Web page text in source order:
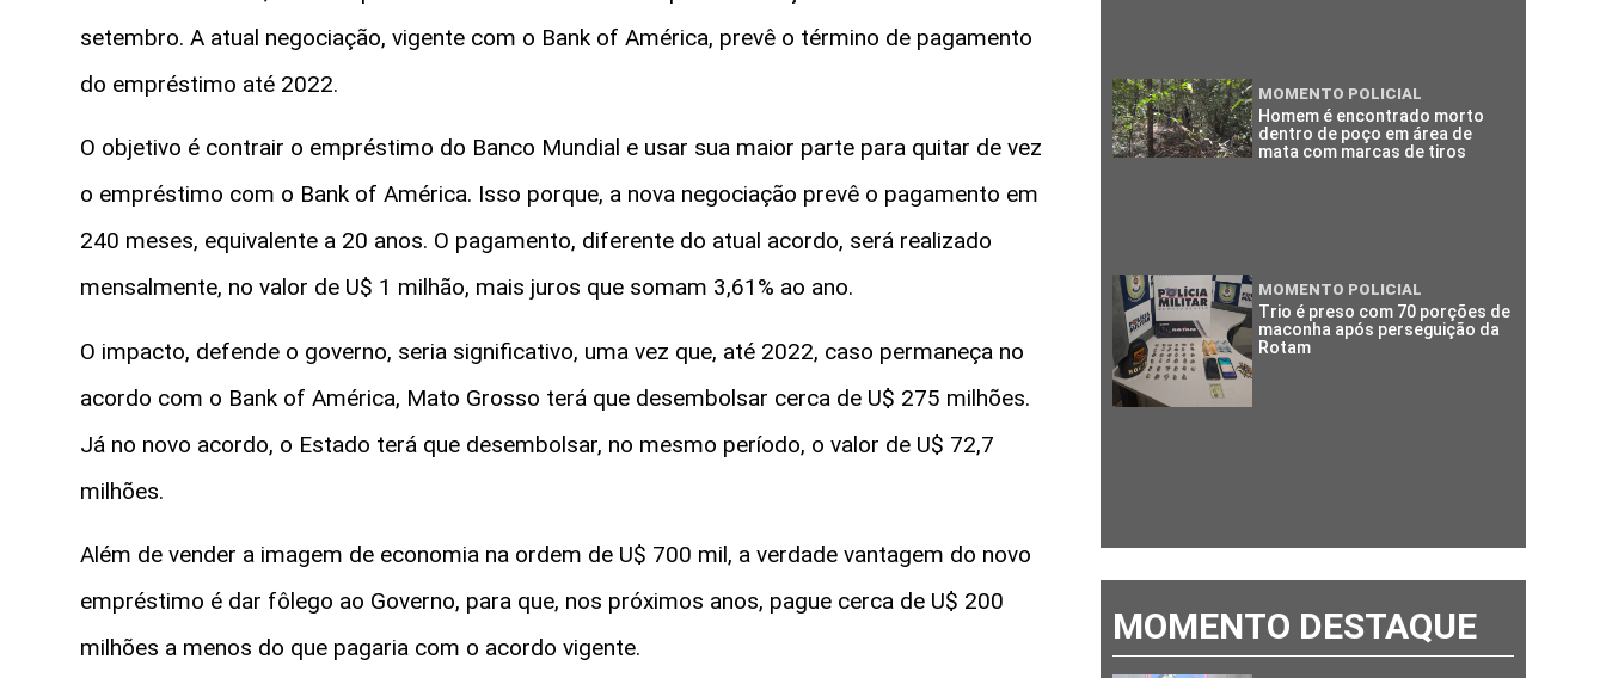
setembro. A atual negociação, vigente com o Bank of América, prevê o término de pagamento
do empréstimo até 2022.
O objetivo é contrair o empréstimo do Banco Mundial e usar sua maior parte para quitar de vez
o empréstimo com o Bank of América. Isso porque, a nova negociação prevê o pagamento em
240 meses, equivalente a 20 anos. O pagamento, diferente do atual acordo, será realizado
mensalmente, no valor de U$ 1 milhão, mais juros que somam 3,61% ao ano.
O impacto, defende o governo, seria significativo, uma vez que, até 2022, caso permaneça no
acordo com o Bank of América, Mato Grosso terá que desembolsar cerca de U$ 275 milhões.
Já no novo acordo, o Estado terá que desembolsar, no mesmo período, o valor de U$ 72,7
milhões.
Além de vender a imagem de economia na ordem de U$ 700 mil, a verdade vantagem do novo
empréstimo é dar fôlego ao Governo, para que, nos próximos anos, pague cerca de U$ 200
milhões a menos do que pagaria com o acordo vigente.
MOMENTO POLICIAL
Homem é encontrado morto
dentro de poço em área de
mata com marcas de tiros
MOMENTO POLICIAL
Trio é preso com 70 porções de
maconha após perseguição da
Rotam
MOMENTO DESTAQUE